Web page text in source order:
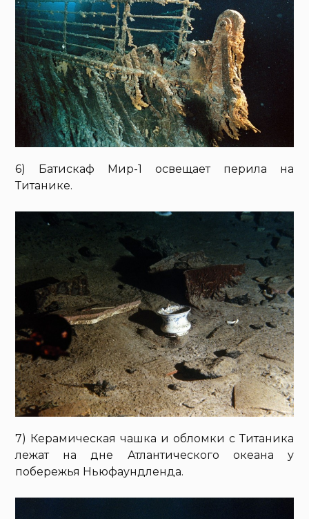
6) Батискаф Мир-1 освещает перила на
Титанике.
7) Керамическая чашка и обломки с Титаника
лежат на дне Атлантического океана у
побережья Ньюфаундленда.